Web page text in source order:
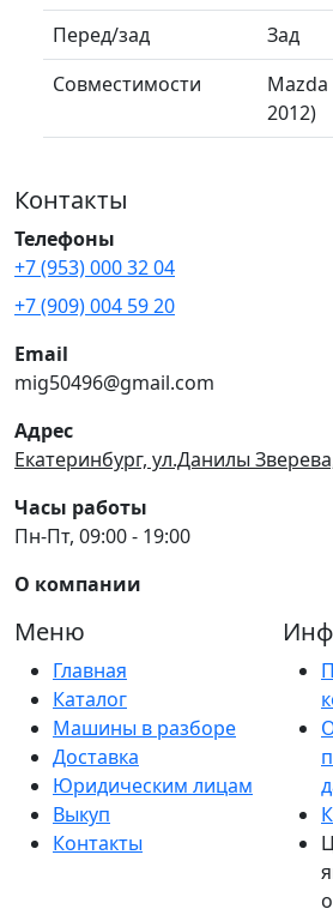
Перед/зад
Зад
Совместимости
2012)
Контакты
Телефоны
+7 (953) 000 32 04
+7 (909) 004 59 20
Email
mig50496@gmail.com
Адрес
Екатеринбург, ул.Данилы
Часы работы
Пн-Пт, 09:00 - 19:00
О компании
Меню
Главная
Каталог
Машины в разборе
Доставка
Юридическим лицам
Выкуп
Контакты